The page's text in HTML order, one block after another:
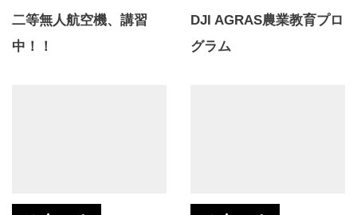
二等無人航空機、講習
中！！
DJI AGRAS農業教育プロ
グラム